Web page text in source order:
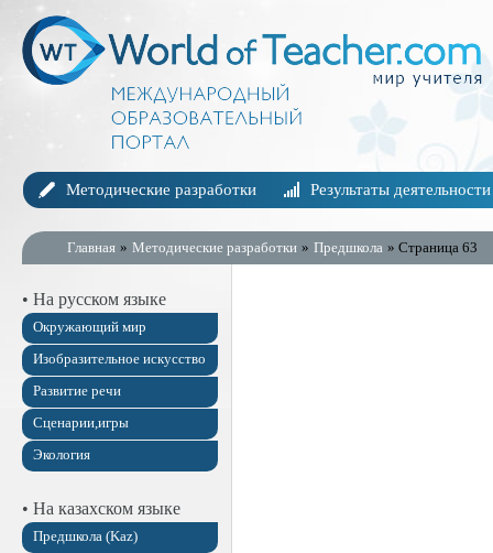
Методические разработки Результаты деятельности
Главная » Методические разработки » Предшкола » Страница 63
• На русском языке
Окружающий мир
Изобразительное искусство
Развитие речи
Сценарии,игры
Экология
• На казахском языке
Предшкола (Kaz)